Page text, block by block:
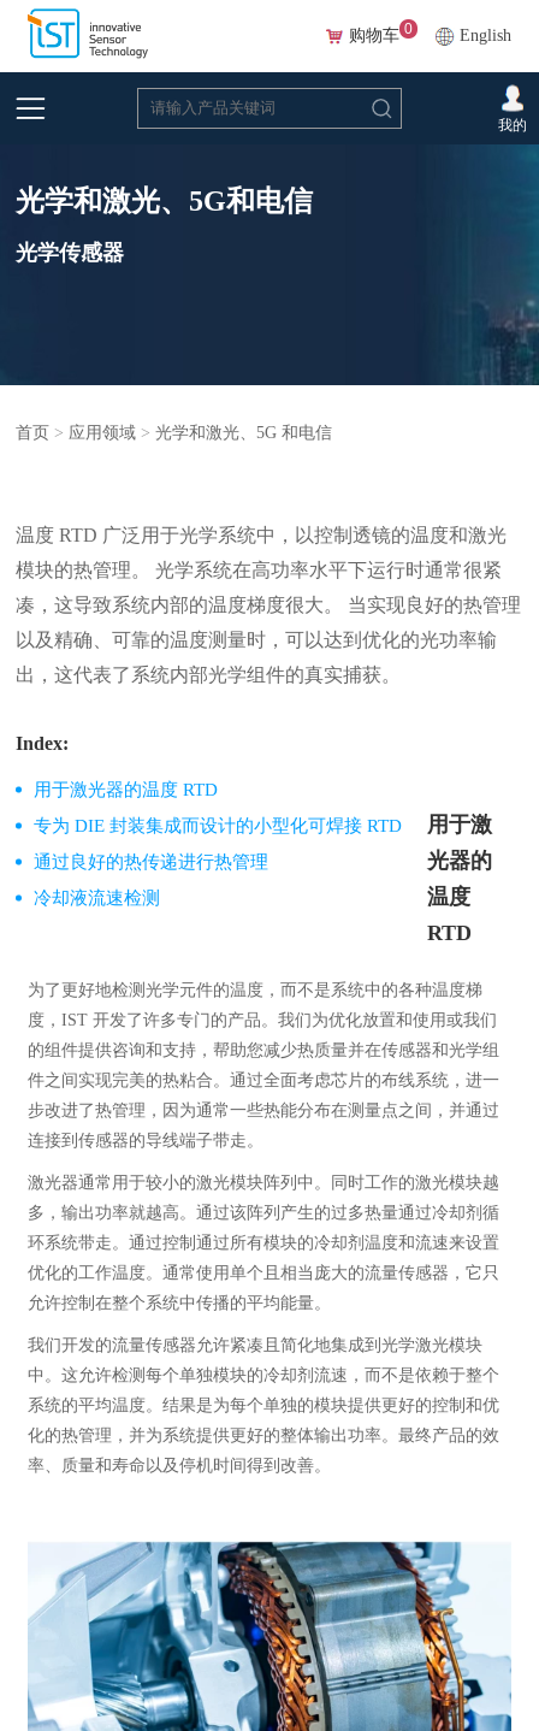
English
购物车 0
我的
光学和激光、5G和电信
光学传感器
首页 > 应用领域 >光学和激光、5G 和电信
温度 RTD 广泛用于光学系统中，以控制透镜的温度和激光
模块的热管理。 光学系统在高功率水平下运行时通常很紧
凑，这导致系统内部的温度梯度很大。 当实现良好的热管理
以及精确、可靠的温度测量时，可以达到优化的光功率输
出，这代表了系统内部光学组件的真实捕获。
Index:
用于激光器的温度 RTD
专为 DIE 封装集成而设计的小型化可焊接 RTD
通过良好的热传递进行热管理
冷却液流速检测
用于激
光器的
温度
RTD
为了更好地检测光学元件的温度，而不是系统中的各种温度梯
度，IST 开发了许多专门的产品。我们为优化放置和使用或我们
的组件提供咨询和支持，帮助您减少热质量并在传感器和光学组
件之间实现完美的热粘合。通过全面考虑芯片的布线系统，进一
步改进了热管理，因为通常一些热能分布在测量点之间，并通过
连接到传感器的导线端子带走。
激光器通常用于较小的激光模块阵列中。同时工作的激光模块越
多，输出功率就越高。通过该阵列产生的过多热量通过冷却剂循
环系统带走。通过控制通过所有模块的冷却剂温度和流速来设置
优化的工作温度。通常使用单个且相当庞大的流量传感器，它只
允许控制在整个系统中传播的平均能量。
我们开发的流量传感器允许紧凑且简化地集成到光学激光模块
中。这允许检测每个单独模块的冷却剂流速，而不是依赖于整个
系统的平均温度。结果是为每个单独的模块提供更好的控制和优
化的热管理，并为系统提供更好的整体输出功率。最终产品的效
率、质量和寿命以及停机时间得到改善。